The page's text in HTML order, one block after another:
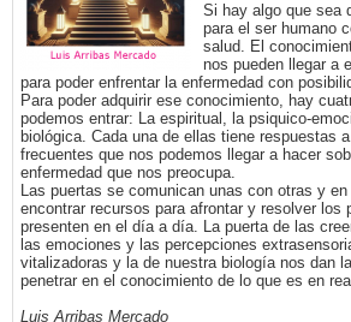
Si hay algo que sea
para el ser humano
salud. El
nos pueden llegar a
para poder enfrentar la enfermedad con
Para poder adquirir ese conocimiento, hay
podemos entrar: La espiritual, la psiquico-
biológica. Cada una de ellas tiene respuestas
frecuentes que nos podemos llegar a hacer
enfermedad que nos preocupa.
Las puertas se comunican unas con otras y
encontrar recursos para afrontar y resolver los
presenten en el día a día. La puerta de las
las emociones y las percepciones
vitalizadoras y la de nuestra biología nos dan
penetrar en el conocimiento de lo que es en
Luis Arribas Mercado